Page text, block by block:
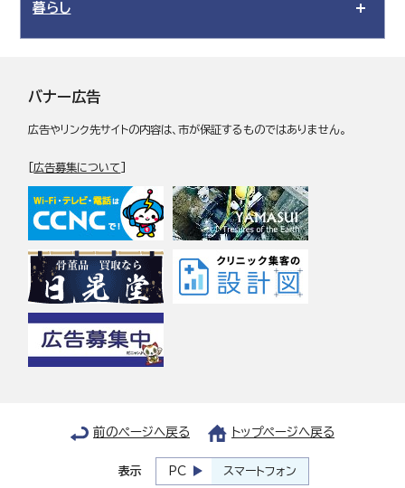
暮らし
バナー広告
広告やリンク先サイトの内容は、市が保証するものではありません。
[広告募集について
前のページへ戻る トップページへ戻る
表示 PC スマートフォン